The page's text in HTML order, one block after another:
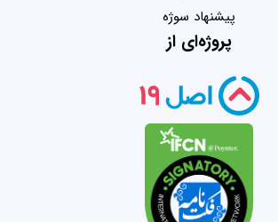
پیشنهاد سوژه
پروژه‌ای از